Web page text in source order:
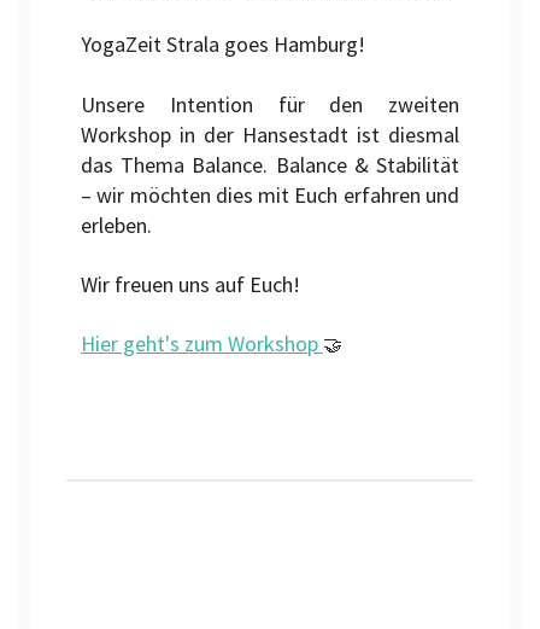
YogaZeit Strala goes Hamburg!
Unsere Intention für den zweiten
Workshop in der Hansestadt ist diesmal
das Thema Balance. Balance & Stabilität
– wir möchten dies mit Euch erfahren und
erleben.
Wir freuen uns auf Euch!
Hier geht's zum Workshop 🤝